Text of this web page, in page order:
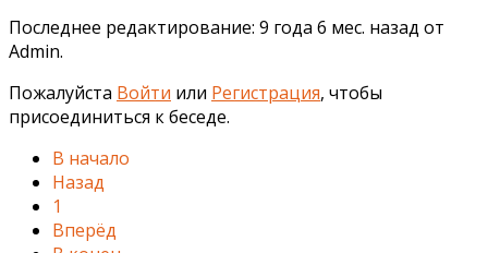
Последнее редактирование: 9 года 6 мес. назад от
Admin.
Пожалуйста Войти или Регистрация, чтобы
присоединиться к беседе.
В начало
Назад
1
Вперёд